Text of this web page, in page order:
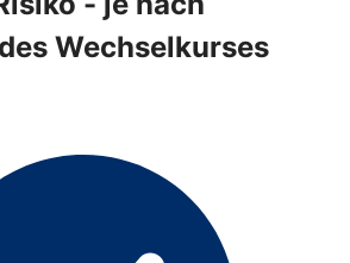
Wechselkurses